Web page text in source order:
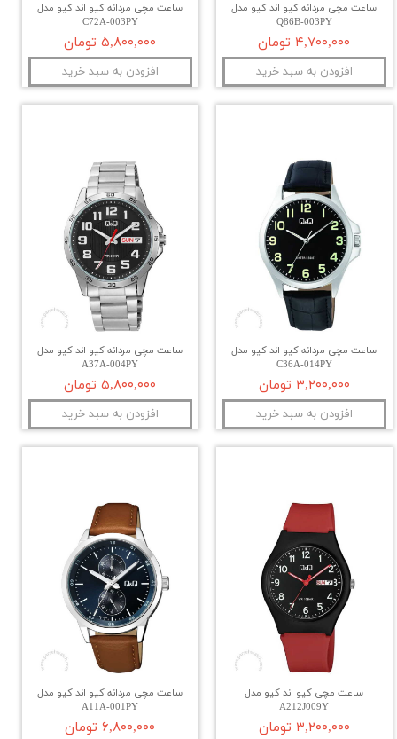
ساعت مچی مردانه کیو اند کیو مدل
Q86B-003PY
۴,۷۰۰,۰۰۰ تومان
افزودن به سبد خرید
ساعت مچی مردانه کیو اند کیو مدل
C72A-003PY
۵,۸۰۰,۰۰۰ تومان
افزودن به سبد خرید
ساعت مچی مردانه کیو اند کیو مدل
C36A-014PY
۳,۲۰۰,۰۰۰ تومان
افزودن به سبد خرید
ساعت مچی مردانه کیو اند کیو مدل
A37A-004PY
۵,۸۰۰,۰۰۰ تومان
افزودن به سبد خرید
ساعت مچی کیو اند کیو مدل
A212J009Y
۳,۲۰۰,۰۰۰ تومان
ساعت مچی مردانه کیو اند کیو مدل
A11A-001PY
۶,۸۰۰,۰۰۰ تومان